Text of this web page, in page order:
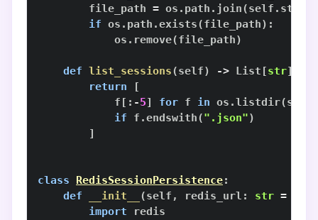
        file_path
= os . path . join(self .
if os . path .exists(file_path) :
            os
. remove(file_path)
def list_sessions(self) -> List [str]
return
[
            f
[ : -5] for f in os .listdir(self
if f .endswith(".json")
]
class RedisSessionPersistence:
def
__init__ (self , redis_url : str =
import